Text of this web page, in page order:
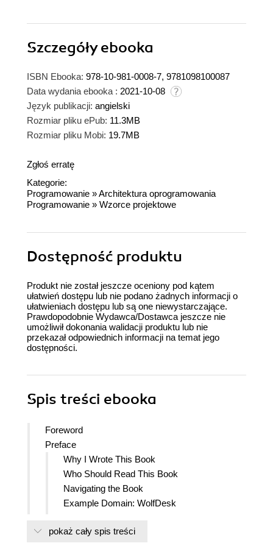
Szczegółyebooka
ISBN Ebooka: 978-10-981-0008-7, 9781098100087
Data wydania ebooka : 2021-10-08
Język publikacji: angielski
Rozmiar pliku ePub: 11.3MB
Rozmiar pliku Mobi: 19.7MB
Zgłoś erratę
Kategorie:
Programowanie »Architektura oprogramowania
Programowanie » Wzorce projektowe
Dostępność produktu
Produkt nie został jeszcze oceniony pod kątem
ułatwień dostępu lub nie podano żadnych informacji o
ułatwieniach dostępu lub są one niewystarczające.
Prawdopodobnie Wydawca/Dostawca jeszcze nie
umożliwił dokonania walidacji produktu lub nie
przekazał odpowiednich informacji na temat jego
dostępności.
Spis treści ebooka
Foreword
Preface
Why I Wrote This Book
Who Should Read This Book
Navigating the Book
Example Domain: WolfDesk
Using Code Examples
pokaż cały spis treści